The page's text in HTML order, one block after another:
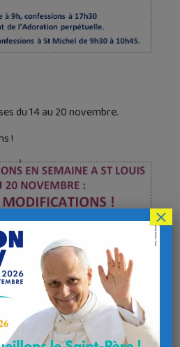
du 14 au 20 novembre.
!
×